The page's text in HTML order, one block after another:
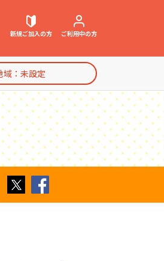
新規ご加入の方 ご利用中の方
るご質問
マガジン
： 未設定
集一覧 Twitter